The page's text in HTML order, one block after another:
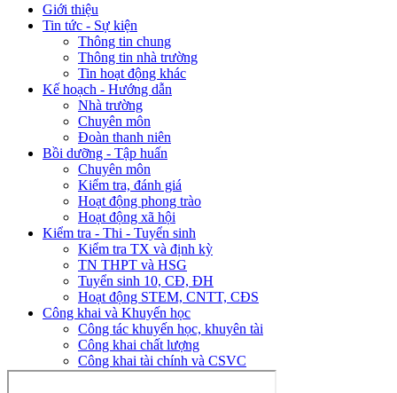
Giới thiệu
Tin tức - Sự kiện
Thông tin chung
Thông tin nhà trường
Tin hoạt động khác
Kế hoạch - Hướng dẫn
Nhà trường
Chuyên môn
Đoàn thanh niên
Bồi dưỡng - Tập huấn
Chuyên môn
Kiểm tra, đánh giá
Hoạt động phong trào
Hoạt động xã hội
Kiểm tra - Thi - Tuyển sinh
Kiểm tra TX và định kỳ
TN THPT và HSG
Tuyển sinh 10, CĐ, ĐH
Hoạt động STEM, CNTT, CĐS
Công khai và Khuyến học
Công tác khuyến học, khuyên tài
Công khai chất lượng
Công khai tài chính và CSVC